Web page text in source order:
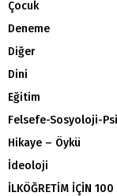
Çocuk
Deneme
Diğer
Dini
Eğitim
Felsefe-Sosyoloji-
Hikaye – Öykü
İdeoloji
İLKÖĞRETİM İÇİN 100